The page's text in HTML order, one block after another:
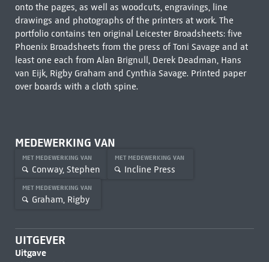
onto the pages, as well as woodcuts, engravings, line
drawings and photographs of the printers at work. The
portfolio contains ten original Leicester Broadsheets: five
Phoenix Broadsheets from the press of Toni Savage and at
least one each from Alan Brignull, Derek Deadman, Hans
van Eijk, Rigby Graham and Cynthia Savage. Printed paper
over boards with a cloth spine.
MEDEWERKING VAN
MET MEDEWERKING VAN
Conway, Stephen
MET MEDEWERKING VAN
Incline Press
MET MEDEWERKING VAN
Graham, Rigby
UITGEVER
Uitgave